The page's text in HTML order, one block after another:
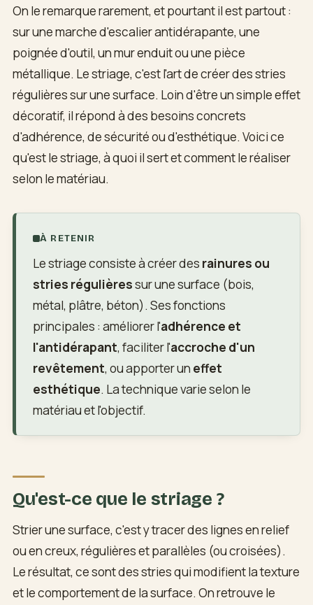
On le remarque rarement, et pourtant il est partout :
sur une marche d'escalier antidérapante, une
poignée d'outil, un mur enduit ou une pièce
métallique. Le striage, c'est l'art de créer des stries
régulières sur une surface. Loin d'être un simple effet
décoratif, il répond à des besoins concrets
d'adhérence, de sécurité ou d'esthétique. Voici ce
qu'est le striage, à quoi il sert et comment le réaliser
selon le matériau.
À RETENIR
Le striage consiste à créer des rainures ou
stries régulièressur une surface (bois,
métal, plâtre, béton). Ses fonctions
principales : améliorer l'adhérence et
l'antidérapant, faciliter l'accroche d'un
revêtement, ou apporter un effet
esthétique. La technique varie selon le
matériau et l'objectif.
Qu'est-ce que le striage ?
Strier une surface, c'est y tracer des lignes en relief
ou en creux, régulières et parallèles (ou croisées).
Le résultat, ce sont des stries qui modifient la texture
et le comportement de la surface. On retrouve le